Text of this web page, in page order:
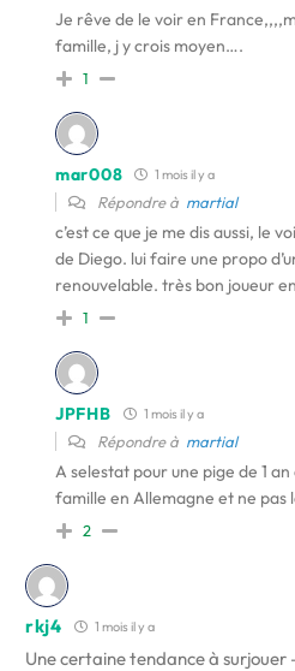
Je rêve de le voir en
famille, j y crois moyen….
1
mar008 1 mois il y a
Répondre à martial
c’est ce que je me dis aussi, le
de Diego. lui faire une propo
renouvelable. très bon joueur
1
JPFHB 1 mois il y a
Répondre à martial
A selestat pour une pige de 1
famille en Allemagne et ne pas
2
rkj4 1 mois il y a
Une certaine tendance à surjouer